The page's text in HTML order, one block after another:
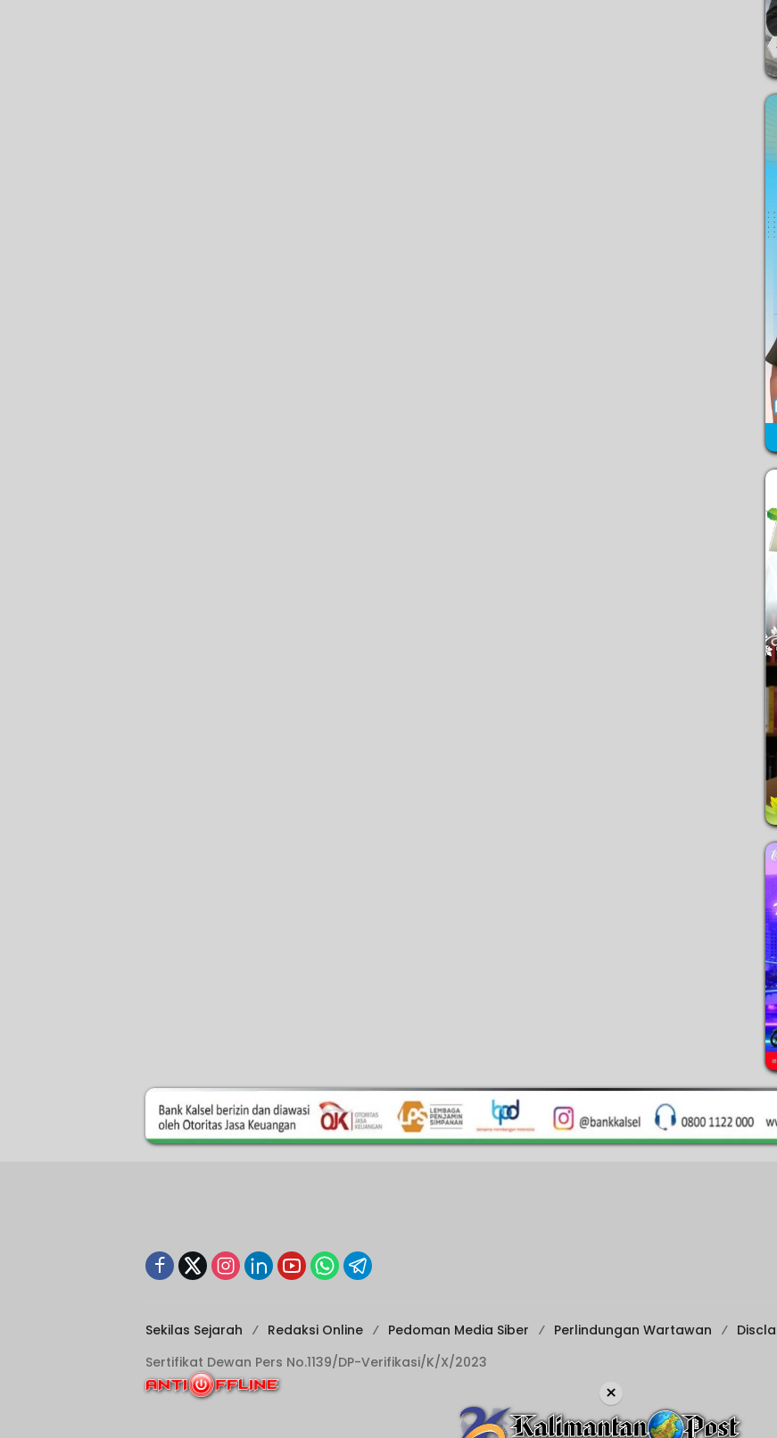
Sekilas Sejarah Redaksi Online Pedoman Media Siber Perlindungan Wartawan
Sertifikat Dewan Pers No.1139/DP-Verifikasi/K/X/2023
×